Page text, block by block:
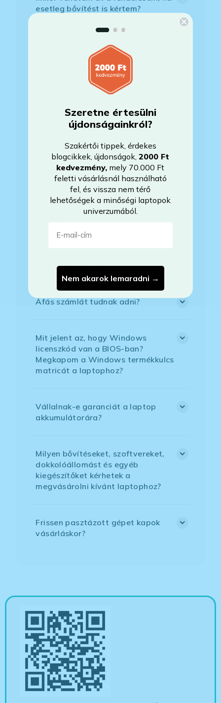
esetleg bővítést is kértem?
Mikor kapom meg a házhoz
szállítással megrendelt
telepítve a laptopra?
Mit jelent, hogy magyar/magyar
kiosztású európai/külföldi kiosztású
a billentyűzet?
Bankkártyával tudok Önöknél
kiszemelt laptopot?
Áfás számlát tudnak adni?
Mit jelent az, hogy Windows
licenszkód van a BIOS-ban?
Megkapom a Windows termékkulcs
matricát a laptophoz?
Vállalnak-e garanciát a laptop
akkumulátorára?
Milyen bővítéseket, szoftvereket,
dokkolóállomást és egyéb
kiegészítőket kérhetek a
megvásárolni kívánt laptophoz?
Frissen pasztázott gépet kapok
vásárláskor?
Szeretne értesülni
újdonságainkról?
Szakértői tippek, érdekes
blogcikkek, újdonságok,2000 Ft
kedvezmény, mely 70.000 Ft
feletti vásárlásnál használható
fel, és vissza nem térő
lehetőségek a minőségi laptopok
univerzumából.
Nem akarok lemaradni →